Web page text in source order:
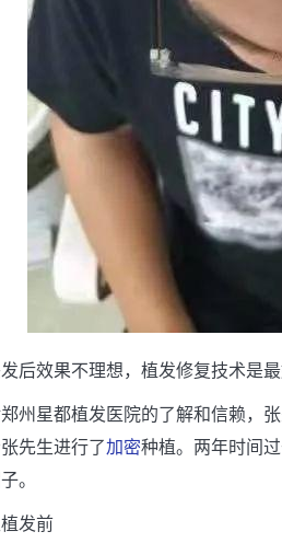
后效果不理想，植发修复技术是最
州星都植发医院的了解和信赖，
先生进行了加密种植。两年时间
。
发前